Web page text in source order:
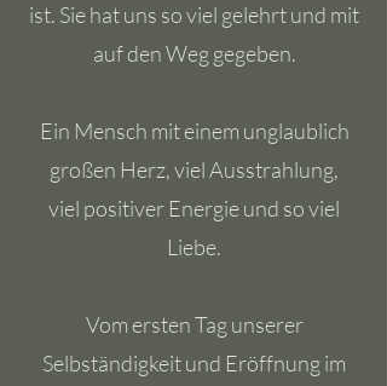
ist. Sie hat uns so viel gelehrt und mit
auf den Weg gegeben.
Ein Mensch mit einem unglaublich
großen Herz, viel Ausstrahlung,
viel positiver Energie und so viel
Liebe.
Vom ersten Tag unserer
Selbständigkeit und Eröffnung im